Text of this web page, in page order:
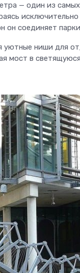
— один из
исключительно
он соединяет
уютные ниши для
мост в